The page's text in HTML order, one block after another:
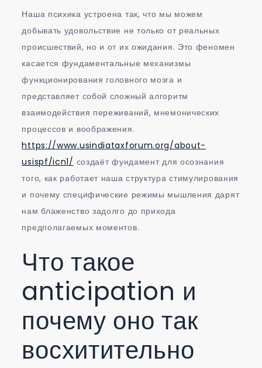
Наша психика устроена так, что мы можем
добывать удовольствие не только от реальных
происшествий, но и от их ожидания. Это феномен
касается фундаментальные механизмы
функционирования головного мозга и
представляет собой сложный алгоритм
взаимодействия переживаний, мнемонических
процессов и воображения.
https://www.usindiataxforum.org/about-
usispf/icn1/ создаёт фундамент для осознания
того, как работает наша структура стимулирования
и почему специфические режимы мышления дарят
нам блаженство задолго до прихода
предполагаемых моментов.
Что такое
anticipation и
почему оно так
восхитительно